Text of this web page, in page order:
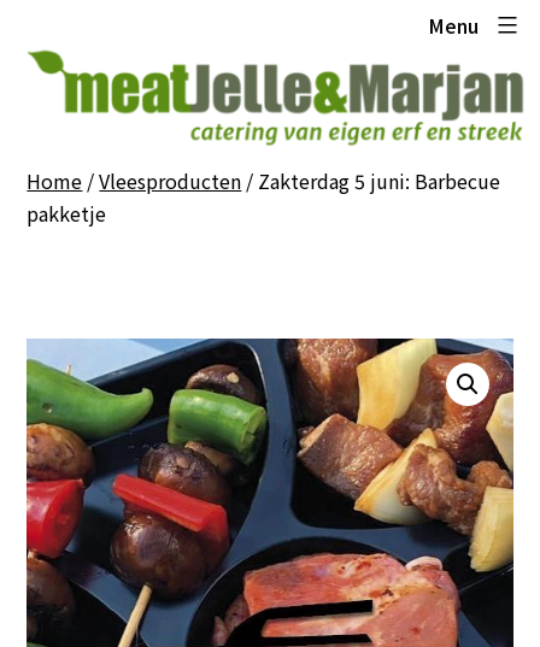
naarJelle
Menu
Home /Vleesproducten / Zakterdag 5 juni: Barbecue
pakketje